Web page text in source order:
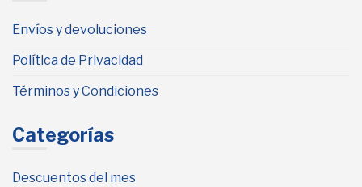
Envíos y devoluciones
Política de Privacidad
Términos y Condiciones
Categorías
Descuentos del mes